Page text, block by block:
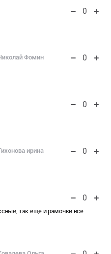
0
Фомин 0
0
ирина 0
0
так еще и рамочки все